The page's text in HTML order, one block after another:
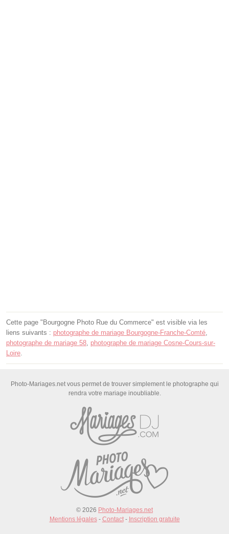
Cette page "Bourgogne Photo Rue du Commerce" est visible via les
liens suivants : photographe de mariage Bourgogne-Franche-Comté,
photographe de mariage 58, photographe de mariage Cosne-Cours-sur-
Loire.
Photo-Mariages.net vous permet de trouver simplement le photographe qui
rendra votre mariage inoubliable.
© 2026 Photo-Mariages.net
Mentions légales- Contact- Inscription gratuite